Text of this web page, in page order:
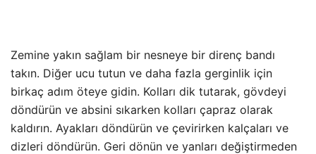
Zemine yakın sağlam bir nesneye bir direnç bandı
takın. Diğer ucu tutun ve daha fazla gerginlik için
birkaç adım öteye gidin. Kolları dik tutarak, gövdeyi
döndürün ve absini sıkarken kolları çapraz olarak
kaldırın. Ayakları döndürün ve çevirirken kalçaları ve
dizleri döndürün. Geri dönün ve yanları değiştirmeden